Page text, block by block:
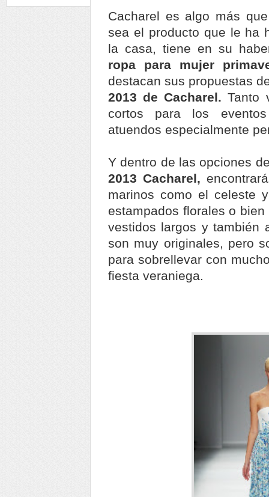
Cacharel es algo más
sea el producto que le ha
la casa, tiene en su
ropa para mujer
destacan sus propuestas
2013 de Cacharel.Tanto
cortos para los
atuendos especialmente
Y dentro de las opciones
2013 Cacharel,
marinos como el celeste
estampados florales o
vestidos largos y también
son muy originales, pero
para sobrellevar con
fiesta veraniega.